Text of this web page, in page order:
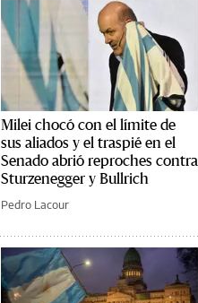
Milei chocó con el límite de
sus aliados y el traspié en el
Senado abrió reproches contra
Sturzenegger y Bullrich
Pedro Lacour